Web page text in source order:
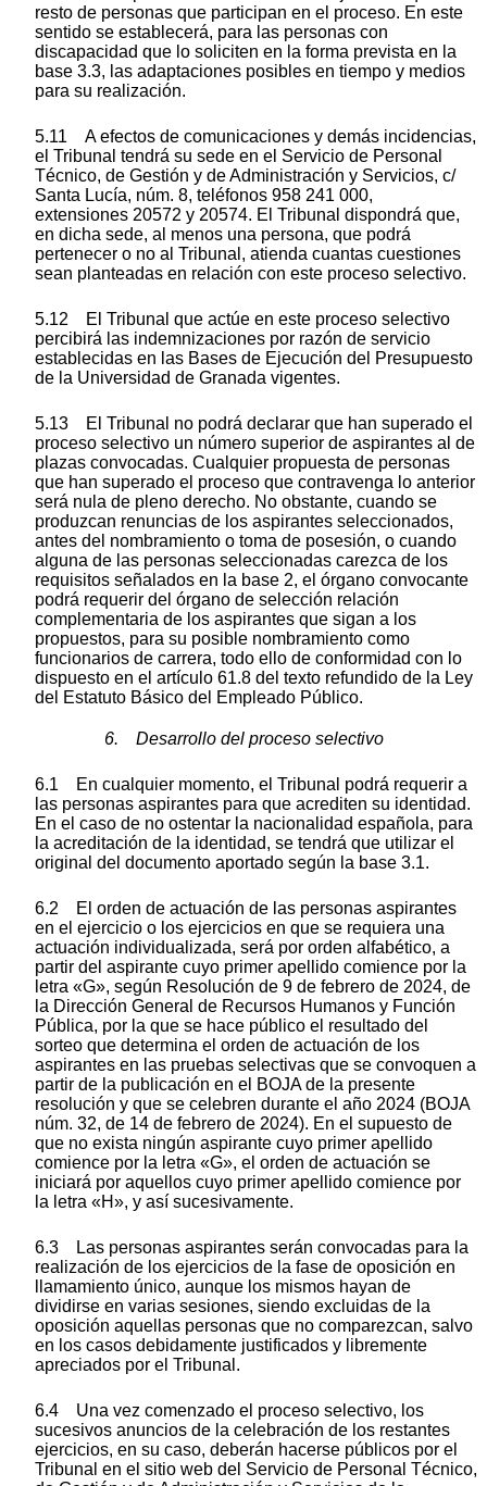
resto de personas que participan en el proceso. En este
sentido se establecerá, para las personas con
discapacidad que lo soliciten en la forma prevista en la
base 3.3, las adaptaciones posibles en tiempo y medios
para su realización.
5.11 A efectos de comunicaciones y demás incidencias,
el Tribunal tendrá su sede en el Servicio de Personal
Técnico, de Gestión y de Administración y Servicios, c/
Santa Lucía, núm. 8, teléfonos 958 241 000,
extensiones 20572 y 20574. El Tribunal dispondrá que,
en dicha sede, al menos una persona, que podrá
pertenecer o no al Tribunal, atienda cuantas cuestiones
sean planteadas en relación con este proceso selectivo.
5.12 El Tribunal que actúe en este proceso selectivo
percibirá las indemnizaciones por razón de servicio
establecidas en las Bases de Ejecución del Presupuesto
de la Universidad de Granada vigentes.
5.13 El Tribunal no podrá declarar que han superado el
proceso selectivo un número superior de aspirantes al de
plazas convocadas. Cualquier propuesta de personas
que han superado el proceso que contravenga lo anterior
será nula de pleno derecho. No obstante, cuando se
produzcan renuncias de los aspirantes seleccionados,
antes del nombramiento o toma de posesión, o cuando
alguna de las personas seleccionadas carezca de los
requisitos señalados en la base 2, el órgano convocante
podrá requerir del órgano de selección relación
complementaria de los aspirantes que sigan a los
propuestos, para su posible nombramiento como
funcionarios de carrera, todo ello de conformidad con lo
dispuesto en el artículo 61.8 del texto refundido de la Ley
del Estatuto Básico del Empleado Público.
6. Desarrollo del proceso selectivo
6.1 En cualquier momento, el Tribunal podrá requerir a
las personas aspirantes para que acrediten su identidad.
En el caso de no ostentar la nacionalidad española, para
la acreditación de la identidad, se tendrá que utilizar el
original del documento aportado según la base 3.1.
6.2 El orden de actuación de las personas aspirantes
en el ejercicio o los ejercicios en que se requiera una
actuación individualizada, será por orden alfabético, a
partir del aspirante cuyo primer apellido comience por la
letra «G», según Resolución de 9 de febrero de 2024, de
la Dirección General de Recursos Humanos y Función
Pública, por la que se hace público el resultado del
sorteo que determina el orden de actuación de los
aspirantes en las pruebas selectivas que se convoquen a
partir de la publicación en el BOJA de la presente
resolución y que se celebren durante el año 2024 (BOJA
núm. 32, de 14 de febrero de 2024). En el supuesto de
que no exista ningún aspirante cuyo primer apellido
comience por la letra «G», el orden de actuación se
iniciará por aquellos cuyo primer apellido comience por
la letra «H», y así sucesivamente.
6.3 Las personas aspirantes serán convocadas para la
realización de los ejercicios de la fase de oposición en
llamamiento único, aunque los mismos hayan de
dividirse en varias sesiones, siendo excluidas de la
oposición aquellas personas que no comparezcan, salvo
en los casos debidamente justificados y libremente
apreciados por el Tribunal.
6.4 Una vez comenzado el proceso selectivo, los
sucesivos anuncios de la celebración de los restantes
ejercicios, en su caso, deberán hacerse públicos por el
Tribunal en el sitio web del Servicio de Personal Técnico,